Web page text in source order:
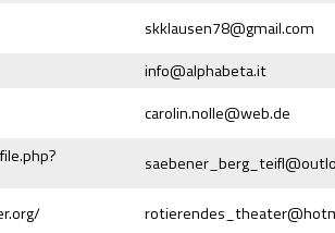
skklausen78@gmail.com
info@alphabeta.it
carolin.nolle@web.de
saebener_berg_teifl@
rotierendes_theater@